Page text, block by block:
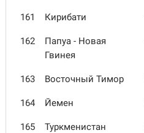
161 Кирибати
162
Папуа - Новая
Гвинея
163 Восточный Тимор
164 Йемен
165 Туркменистан